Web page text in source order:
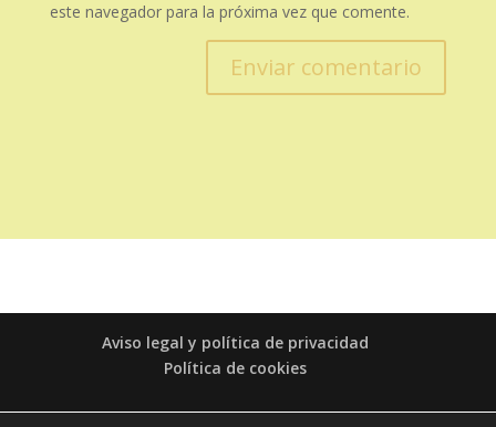
este navegador para la próxima vez que comente.
Enviar comentario
Aviso legal y política de privacidad
Política de cookies